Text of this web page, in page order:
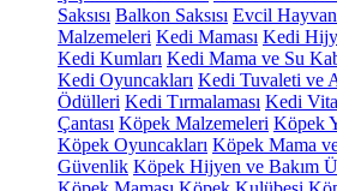
Saksısı Balkon Saksısı Evcil
Malzemeleri Kedi Maması Kedi
Kedi Kumları Kedi Mama ve Su
Kedi Oyuncakları Kedi Tuvaleti ve
Ödülleri Kedi Tırmalaması Kedi
Çantası Köpek Malzemeleri Köpek
Köpek Oyuncakları Köpek Mama
Güvenlik Köpek Hijyen ve Bakım